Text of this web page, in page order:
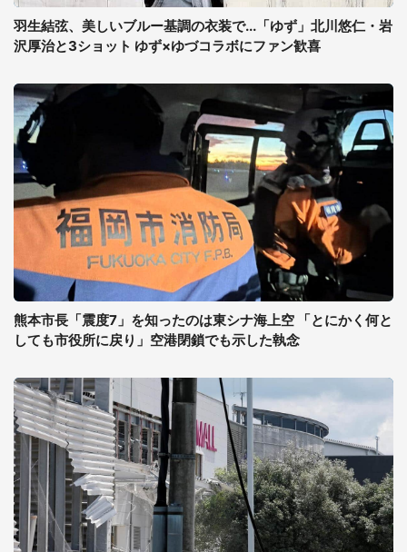
羽生結弦、美しいブルー基調の衣装で...「ゆず」北川悠仁・岩
沢厚治と3ショット ゆず×ゆづコラボにファン歓喜
熊本市長「震度7」を知ったのは東シナ海上空 「とにかく何と
しても市役所に戻り」空港閉鎖でも示した執念